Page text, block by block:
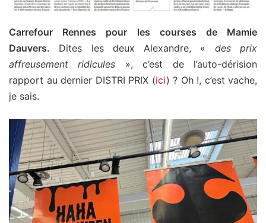
Carrefour Rennes pour les courses de Mamie
Dauvers. Dites les deux Alexandre, « des prix
affreusement ridicules », c’est de l’auto-dérision
rapport au dernier DISTRI PRIX (ici) ? Oh !, c’est vache,
je sais.